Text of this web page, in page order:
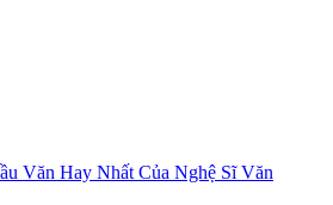
Văn Hay Nhất Của Nghệ Sĩ Văn